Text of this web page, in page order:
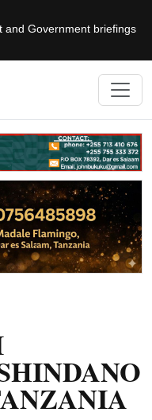
and Government briefings